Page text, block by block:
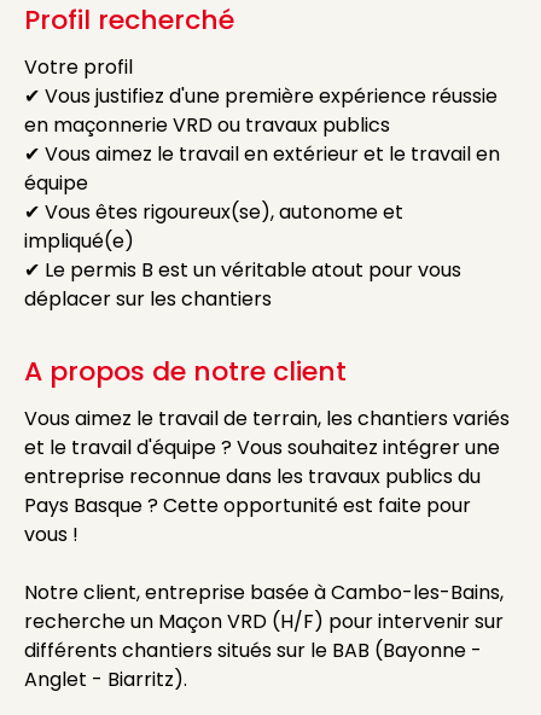
Profil recherché
Votre profil
✔ Vous justifiez d'une première expérience réussie
en maçonnerie VRD ou travaux publics
✔ Vous aimez le travail en extérieur et le travail en
équipe
✔ Vous êtes rigoureux(se), autonome et
impliqué(e)
✔ Le permis B est un véritable atout pour vous
déplacer sur les chantiers
A propos de notre client
Vous aimez le travail de terrain, les chantiers variés
et le travail d'équipe ? Vous souhaitez intégrer une
entreprise reconnue dans les travaux publics du
Pays Basque ? Cette opportunité est faite pour
vous !
Notre client, entreprise basée à Cambo-les-Bains,
recherche un Maçon VRD (H/F) pour intervenir sur
différents chantiers situés sur le BAB (Bayonne -
Anglet - Biarritz).